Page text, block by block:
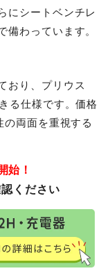
にシートベンチレ
備わっています。
おり、プリウス
る仕様です。価格
両面を重視する
始！
ください